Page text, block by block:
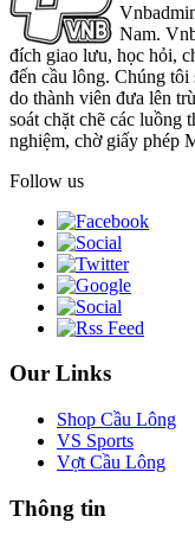
Nam.
đích giao lưu, học hỏi,
đến cầu lông. Chúng
do thành viên đưa lên
soát chặt chẽ các luồng
nghiệm, chờ giấy phép
Follow us
Our Links
Shop Cầu Lông
VS Sports
Vợt Cầu Lông
Thông tin